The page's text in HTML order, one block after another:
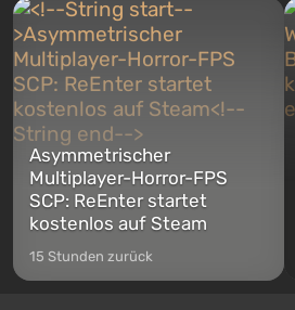
Asymmetrischer
Multiplayer-Horror-FPS
SCP: ReEnter startet
kostenlos auf Steam
15 Stunden zurück